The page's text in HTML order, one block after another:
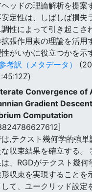
ッドの理論解析を提案
定性は、しばしば損失
性によって引き起こさ
拡張作用素の理論を活用
がいかに役立つかを示
考訳（メタデータ）
Convergence of
Gradient
Computation
,テクスト幾何学的強
な収束結果を確立する。
は、RGDがテクスト幾何
収束を実現することを
て、ユークリッド設定